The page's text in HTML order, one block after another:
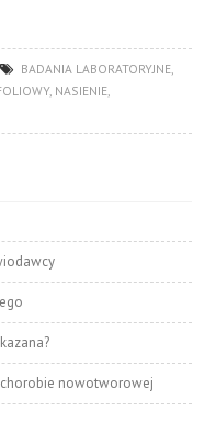
BADANIA LABORATORYJNE,
, NASIENIE,
nowotworowej